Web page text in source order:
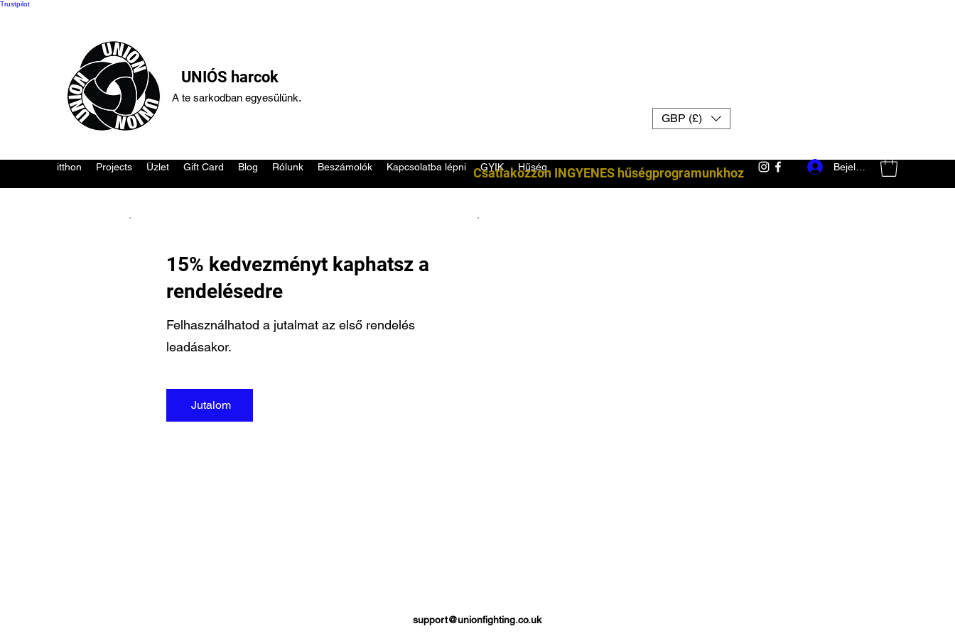
Trustpilot
UNIÓS harcok
A te sarkodban egyesülünk.
GBP (£)
itthon Projects Üzlet Gift Card Blog Rólunk Beszámolók Kapcsolatba lépni GYIK Hűség Bejelentkezés
Csatlakozzon INGYENES hűségprogramunkhoz harci felszerelés uk muay thai kesztyű
15% kedvezményt kaphatsz a
rendelésedre
Felhasználhatod a jutalmat az első rendelés
leadásakor.
Jutalom
support@unionfighting.co.uk